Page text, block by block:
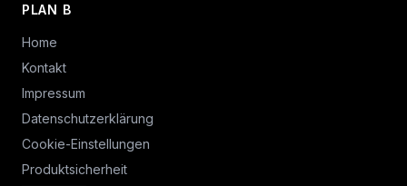
PLAN B
Home
Kontakt
Impressum
Datenschutzerklärung
Cookie-Einstellungen
Produktsicherheit